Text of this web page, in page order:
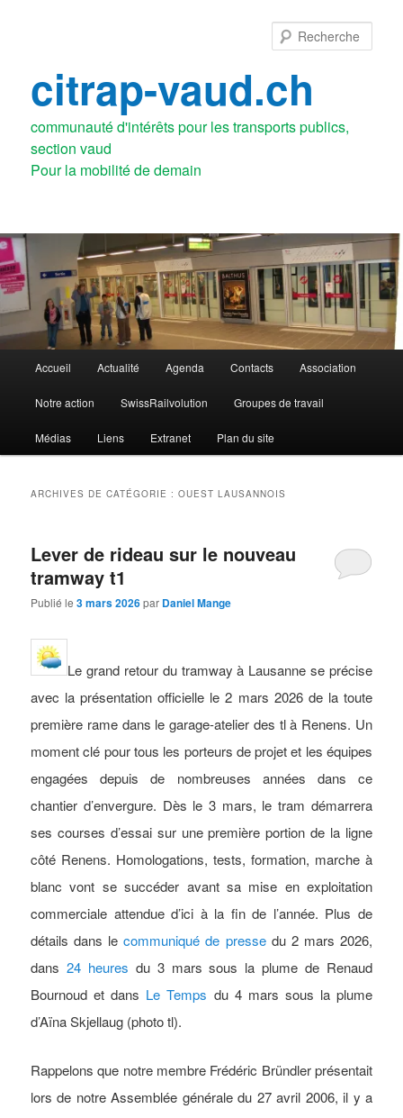
citrap-vaud.ch
communauté d'intérêts pour les transports publics,
section vaud
principal
Accueil Actualité Agenda Contacts Association
Notre action SwissRailvolution Groupes de travail
Médias Liens Extranet Plan du site
ARCHIVES DE CATÉGORIE :OUEST LAUSANNOIS
Lever de rideau sur le nouveau
tramway t1
Publié le3 mars 2026par Daniel Mange
Le grand retour du tramway à Lausanne se précise
avec la présentation officielle le 2 mars 2026 de la toute
première rame dans le garage-atelier des tl à Renens. Un
moment clé pour tous les porteurs de projet et les équipes
engagées depuis de nombreuses années dans ce
chantier d’envergure. Dès le 3 mars, le tram démarrera
ses courses d’essai sur une première portion de la ligne
côté Renens. Homologations, tests, formation, marche à
blanc vont se succéder avant sa mise en exploitation
commerciale attendue d’ici à la fin de l’année. Plus de
détails dans lecommuniqué de pressedu 2 mars 2026,
dans 24 heures du 3 mars sous la plume de Renaud
Bournoud et dans Le Temps du 4 mars sous la plume
d’Aïna Skjellaug (photo tl).
Rappelons que notre membre Frédéric Bründler présentait
lors de notre Assemblée générale du 27 avril 2006, il y a